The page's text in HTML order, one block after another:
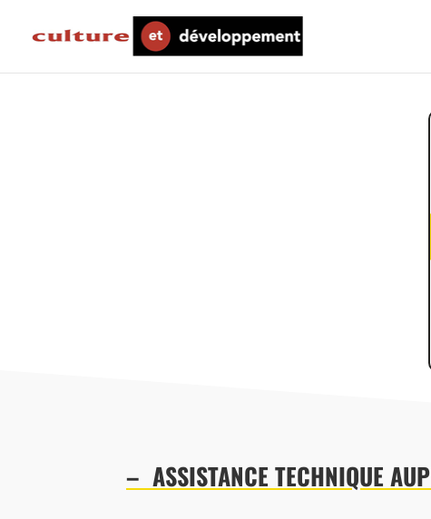
– ASSISTANCE TECHNIQUE